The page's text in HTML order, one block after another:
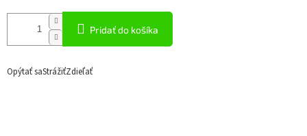
Pridať do košíka
Opýtať saStrážiťZdieľať